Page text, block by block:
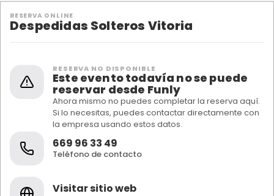
RESERVA ONLINE
Despedidas Solteros Vitoria
RESERVA NO DISPONIBLE
Este evento todavía no se puede
reservar desde Funly
Ahora mismo no puedes completar la reserva aquí.
Si lo necesitas, puedes contactar directamente con
la empresa usando estos datos.
669 96 33 49
Teléfono de contacto
Visitar sitio web